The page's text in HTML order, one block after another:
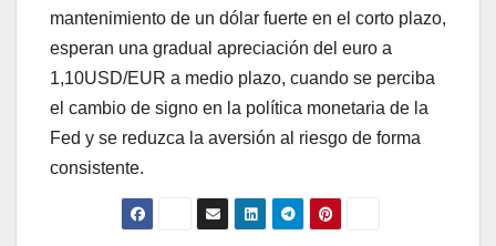
mantenimiento de un dólar fuerte en el corto plazo,
esperan una gradual apreciación del euro a
1,10USD/EUR a medio plazo, cuando se perciba
el cambio de signo en la política monetaria de la
Fed y se reduzca la aversión al riesgo de forma
consistente.